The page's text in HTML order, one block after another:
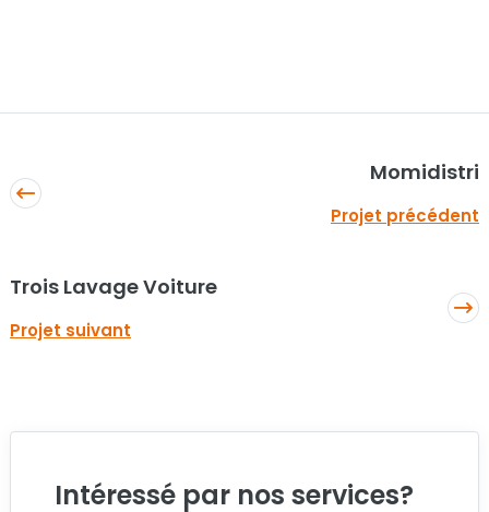
Momidistri
Projet précédent
Trois Lavage Voiture
Projet suivant
Intéressé par nos services?